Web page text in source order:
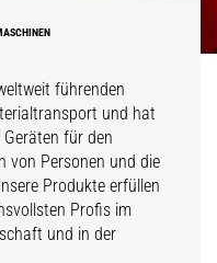
führenden
und hat
für den
von Personen und die
Produkte erfüllen
Profis im
und in der